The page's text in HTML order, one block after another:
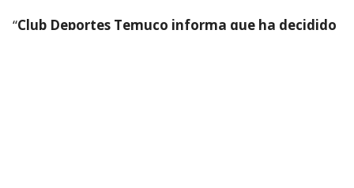
“Club Deportes Temuco informa que ha decidido